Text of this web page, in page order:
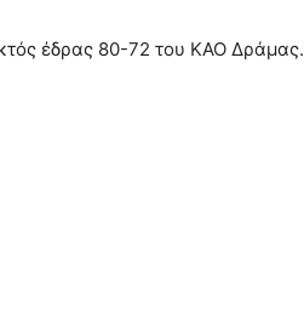
έδρας 80-72 του ΚΑΟ Δράμας.